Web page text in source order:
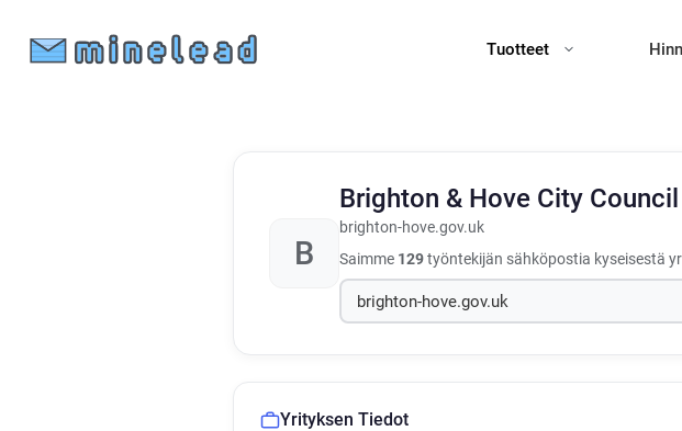
Tuotteet
B
Brighton & Hove City Council
brighton-hove.gov.uk
Saimme 129työntekijän sähköpostia kyseisestä
Yrityksen Tiedot